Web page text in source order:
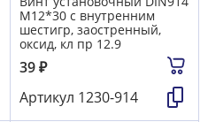
М12*30 с внутренним
шестигр, заостренный,
оксид, кл пр 12.9
39₽
Артикул 1230-914